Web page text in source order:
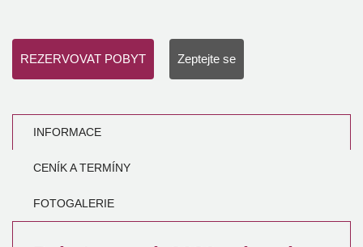
REZERVOVAT POBYT Zeptejte se
INFORMACE
CENÍK A TERMÍNY
FOTOGALERIE